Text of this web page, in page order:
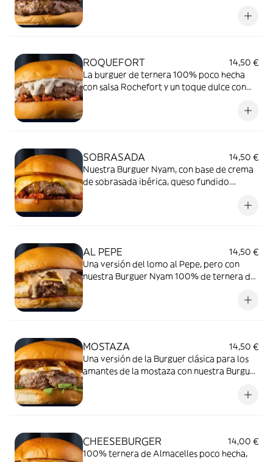
ROQUEFORT
14,50 €
La burguer de ternera 100% poco hecha
con salsa Rochefort y un toque dulce con
SOBRASADA
14,50 €
Nuestra Burguer Nyam, con base de crema
de sobrasada ibérica, queso fundido.
AL PEPE
14,50 €
Una versión del lomo al Pepe, pero con
nuestra Burguer Nyam 100% de ternera de
MOSTAZA
14,50 €
Una versión de la Burguer clásica para los
amantes de la mostaza con nuestra Burguer
CHEESEBURGER
14,00 €
100% ternera de Almacelles poco hecha,